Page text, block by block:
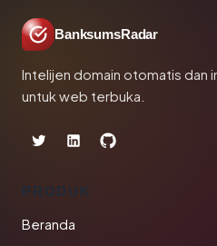
BanksumsRadar
Intelijen domain otomatis dan
untuk web terbuka.
PRODUK
Beranda